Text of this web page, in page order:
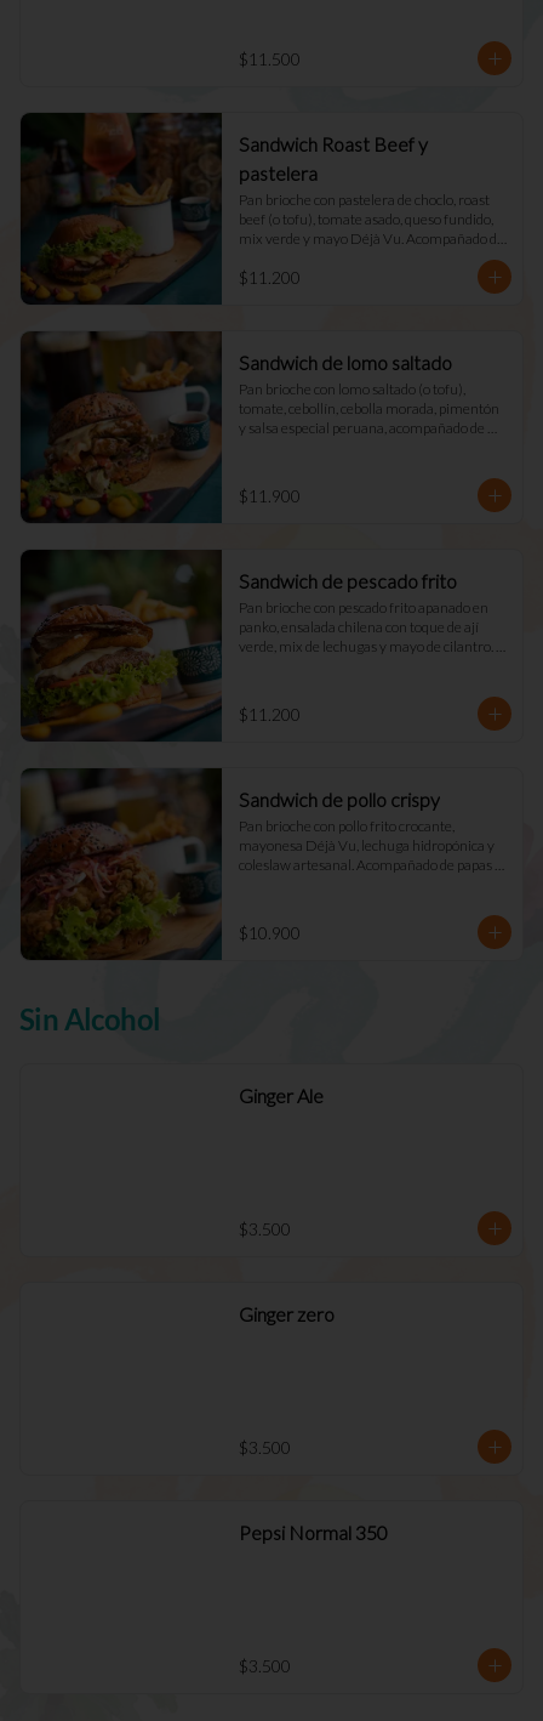
$11.500
Sandwich Roast Beef y
pastelera
Pan brioche con pastelera de choclo, roast
beef (o tofu), tomate asado, queso fundido,
mix verde y mayo Déjà Vu. Acompañado de
$11.200
Sandwich de lomo saltado
Pan brioche con lomo saltado (o tofu),
tomate, cebollín, cebolla morada, pimentón
y salsa especial peruana, acompañado de
salsa.
$11.900
Sandwich de pescado frito
Pan brioche con pescado frito apanado en
panko, ensalada chilena con toque de ají
verde, mix de lechugas y mayo de cilantro.
$11.200
Sandwich de pollo crispy
Pan brioche con pollo frito crocante,
mayonesa Déjà Vu, lechuga hidropónica y
coleslaw artesanal. Acompañado de papas
$10.900
Sin Alcohol
Ginger Ale
$3.500
Ginger zero
$3.500
Pepsi Normal 350
$3.500